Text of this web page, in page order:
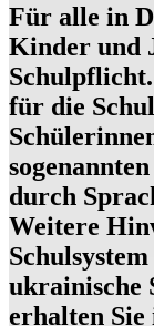
Für alle in
Kinder und
Schulpflicht
für die
sogenannten
durch
Weitere
Schulsystem
ukrainische
erhalten Sie